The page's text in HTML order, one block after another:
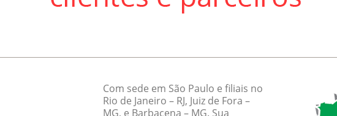
Com sede em São Paulo e filiais no
Rio de Janeiro – RJ, Juiz de Fora –
MG, e Barbacena – MG. Sua